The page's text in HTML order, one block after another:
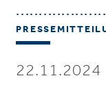
22.11.2024